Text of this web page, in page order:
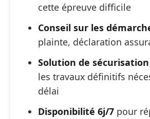
cette épreuve difficile
Conseil sur les
plainte, déclaration
Solution de sécurisation
les travaux définitifs
délai
Disponibilité 6j/7 pour